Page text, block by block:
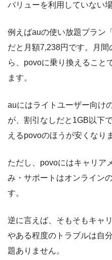
バリューを利用していない
例えばauの使い放題プラン
だと月額7,238円です。月
ら、povoに乗り換えること
ます。
auにはライトユーザー向け
が、割引なしだと1GB以下
えるpovoのほうが安くなり
ただし、povoにはキャリア
み・サポートはオンライン
す。
逆に言えば、そもそもキャ
やある程度のトラブルは自
題ありません。